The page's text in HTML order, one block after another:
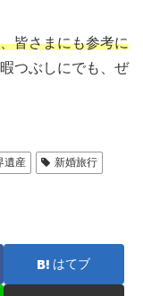
皆さまにも参考に
つぶしにでも、ぜ
遺産
新婚旅行
はてブ